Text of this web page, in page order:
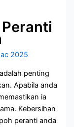
2025
penting
Apabila anda
ia
Kebersihan
peranti anda